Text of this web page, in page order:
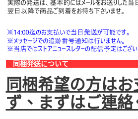
同梱発送について
同梱希望の方は
ず、まずはご連絡